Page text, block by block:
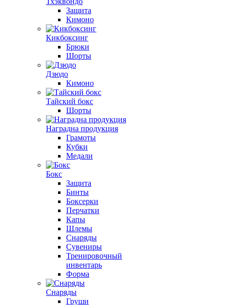
Защита
Кимоно
Кикбоксинг
Брюки
Шорты
Дзюдо
Кимоно
Тайский бокс
Шорты
Наградна продукция
Грамоты
Кубки
Медали
Бокс
Защита
Бинты
Боксерки
Перчатки
Капы
Шлемы
Снаряды
Сувениры
Тренировочный
инвентарь
Форма
Снаряды
Груши